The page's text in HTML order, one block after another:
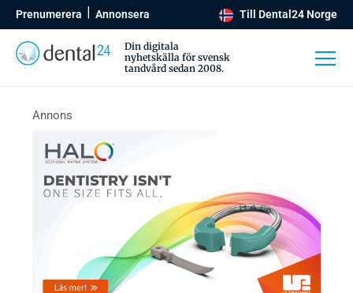
Prenumerera Annonsera Till Dental24 Norge
Din digitala
nyhetskälla för svensk
tandvård sedan 2008.